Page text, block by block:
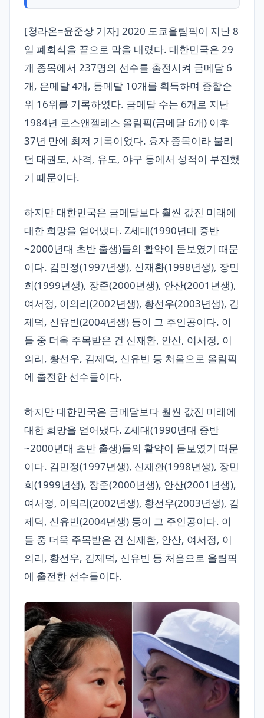
[청라온=윤준상 기자] 2020 도쿄올림픽이 지난 8
일 폐회식을 끝으로 막을 내렸다. 대한민국은 29
개 종목에서 237명의 선수를 출전시켜 금메달 6
개, 은메달 4개, 동메달 10개를 획득하며 종합순
위 16위를 기록하였다. 금메달 수는 6개로 지난
1984년 로스앤젤레스 올림픽(금메달 6개) 이후
37년 만에 최저 기록이었다. 효자 종목이라 불리
던 태권도, 사격, 유도, 야구 등에서 성적이 부진했
기 때문이다.
하지만 대한민국은 금메달보다 훨씬 값진 미래에
대한 희망을 얻어냈다. Z세대(1990년대 중반
~2000년대 초반 출생)들의 활약이 돋보였기 때문
이다. 김민정(1997년생), 신재환(1998년생), 장민
희(1999년생), 장준(2000년생), 안산(2001년생),
여서정, 이의리(2002년생), 황선우(2003년생), 김
제덕, 신유빈(2004년생) 등이 그 주인공이다. 이
들 중 더욱 주목받은 건 신재환, 안산, 여서정, 이
의리, 황선우, 김제덕, 신유빈 등 처음으로 올림픽
에 출전한 선수들이다.
하지만 대한민국은 금메달보다 훨씬 값진 미래에
대한 희망을 얻어냈다. Z세대(1990년대 중반
~2000년대 초반 출생)들의 활약이 돋보였기 때문
이다. 김민정(1997년생), 신재환(1998년생), 장민
희(1999년생), 장준(2000년생), 안산(2001년생),
여서정, 이의리(2002년생), 황선우(2003년생), 김
제덕, 신유빈(2004년생) 등이 그 주인공이다. 이
들 중 더욱 주목받은 건 신재환, 안산, 여서정, 이
의리, 황선우, 김제덕, 신유빈 등 처음으로 올림픽
에 출전한 선수들이다.